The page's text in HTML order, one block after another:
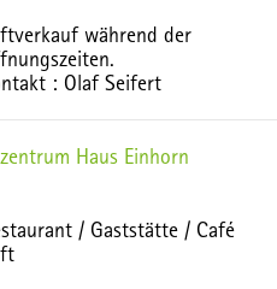
während der
: Olaf Seifert
Haus Einhorn
/ Gaststätte / Café